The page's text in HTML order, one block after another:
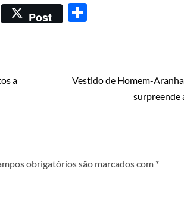
Post
a
Vestido de Homem-
surpreende
obrigatórios são marcados com *